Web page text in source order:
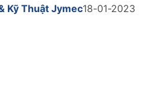
chống cháy hãng nào tốt?
Cùng tìm hiểu ngay […]
Kỹ Thuật Jymec18-01-2023